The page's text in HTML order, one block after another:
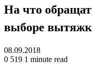
На что
выборе
08.09.2018
0 519 1 minute read